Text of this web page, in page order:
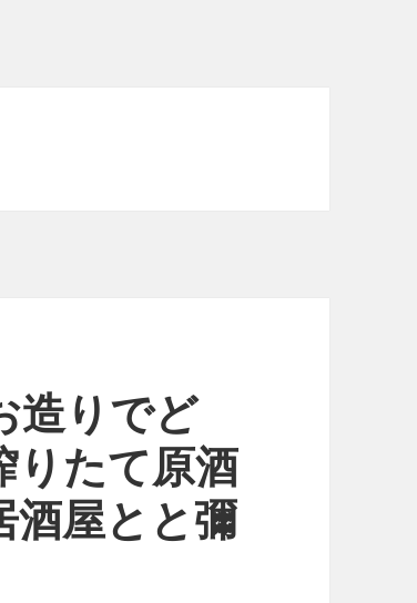
造りでど
りたて原酒
酒屋とと彌